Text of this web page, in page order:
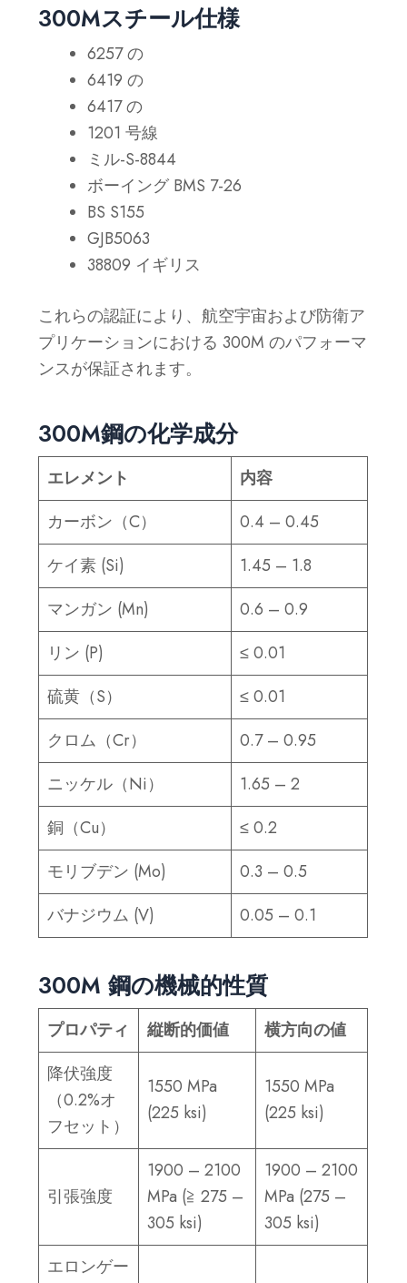
300Mスチール仕様
6257 の
6419 の
6417 の
1201 号線
ミル-S-8844
ボーイング BMS 7-26
BS S155
GJB5063
38809 イギリス
これらの認証により、航空宇宙および防衛ア
プリケーションにおける 300M のパフォーマ
ンスが保証されます。
300M鋼の化学成分
エレメント
内容
カーボン（C）
0.4 – 0.45
ケイ素 (Si)
1.45 – 1.8
マンガン (Mn)
0.6 – 0.9
リン (P)
≤ 0.01
硫黄（S）
≤ 0.01
クロム（Cr）
0.7 – 0.95
ニッケル（Ni）
1.65 – 2
銅（Cu）
≤ 0.2
モリブデン (Mo)
0.3 – 0.5
バナジウム (V)
0.05 – 0.1
300M 鋼の機械的性質
プロパティ 縦断的価値
横方向の値
降伏強度
（0.2%オ
フセット）
1550 MPa
(225 ksi)
1550 MPa
(225 ksi)
引張強度
1900 – 2100
MPa (≧ 275 –
305 ksi)
1900 – 2100
MPa (275 –
305 ksi)
エロンゲー